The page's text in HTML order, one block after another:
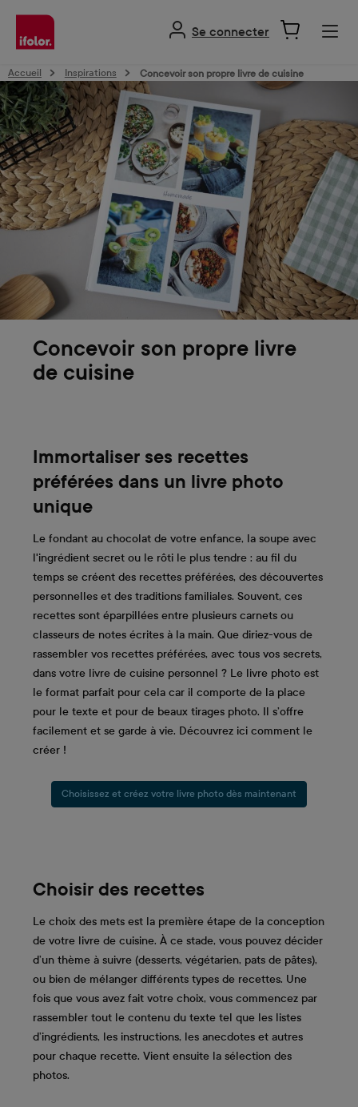
principal
Se connecter
Accueil Inspirations Concevoir son propre livre de cuisine
Concevoir son propre livre
de cuisine
Immortaliser ses recettes
préférées dans un livre photo
unique
Le fondant au chocolat de votre enfance, la soupe avec
l'ingrédient secret ou le rôti le plus tendre : au fil du
temps se créent des recettes préférées, des découvertes
personnelles et des traditions familiales. Souvent, ces
recettes sont éparpillées entre plusieurs carnets ou
classeurs de notes écrites à la main. Que diriez-vous de
rassembler vos recettes préférées, avec tous vos secrets,
dans votre livre de cuisine personnel ? Le livre photo est
le format parfait pour cela car il comporte de la place
pour le texte et pour de beaux tirages photo. Il s’offre
facilement et se garde à vie. Découvrez ici comment le
créer !
Choisissez et créez votre livre photo dès maintenant
Choisir des recettes
Le choix des mets est la première étape de la conception
de votre livre de cuisine. À ce stade, vous pouvez décider
d’un thème à suivre (desserts, végétarien, pats de pâtes),
ou bien de mélanger différents types de recettes. Une
fois que vous avez fait votre choix, vous commencez par
rassembler tout le contenu du texte tel que les listes
d’ingrédients, les instructions, les anecdotes et autres
pour chaque recette. Vient ensuite la sélection des
photos.